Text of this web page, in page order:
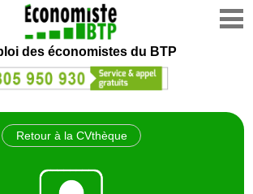
des économistes du BTP
Retour à la CVthèque